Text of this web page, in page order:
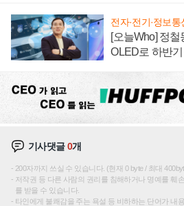
전자·전기·정보통
[오늘Who] 정
OLED로 하반
기사댓글0개
200자까지 쓰실 수 있습니다. (현재 0 byte / 최대
저작권 등 다른 사람의 권리를 침해하거나 명예를 훼
를 받을 수 있습니다.
타인에게 불쾌감을 주는 욕설 등 비하하는 단어가 내